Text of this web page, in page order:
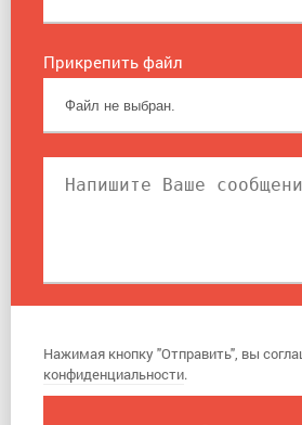
Прикрепить файл
Нажимая кнопку "Отправить", вы
конфиденциальности.